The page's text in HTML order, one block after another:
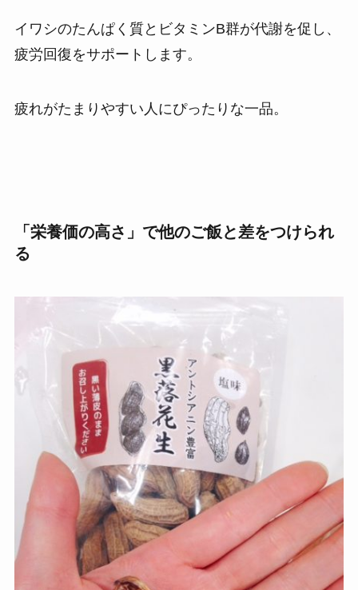
イワシのたんぱく質とビタミンB群が代謝を促し、
疲労回復をサポートします。
疲れがたまりやすい人にぴったりな一品。
「栄養価の高さ」で他のご飯と差をつけられ
る